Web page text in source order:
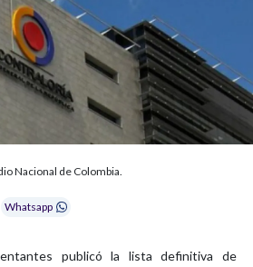
Nacional de Colombia.
Whatsapp
publicó la lista definitiva de